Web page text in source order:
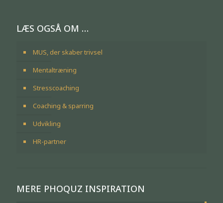
LÆS OGSÅ OM …
MUS, der skaber trivsel
Mentaltræning
Stresscoaching
Coaching & sparring
Udvikling
HR-partner
MERE PHOQUZ INSPIRATION